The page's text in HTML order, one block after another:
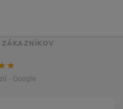
ZÁKAZNÍKOV
· Google